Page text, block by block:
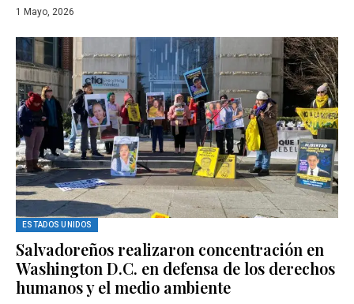
1 Mayo, 2026
ESTADOS UNIDOS
Salvadoreños realizaron concentración en
Washington D.C. en defensa de los derechos
humanos y el medio ambiente